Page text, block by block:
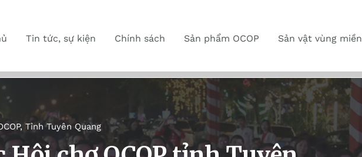
Tin tức, sự kiện Chính sách Sản phẩm OCOP Sản vật vùng miền
, Tỉnh Tuyên Quang